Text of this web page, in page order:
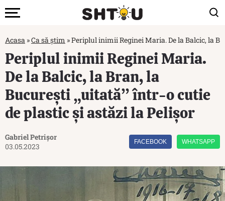
Acasa »Ca să știm »Periplul inimii Reginei Maria. De la Balcic, la
Periplul inimii Reginei Maria.
De la Balcic, la Bran, la
București „uitată” într-o cutie
de plastic și astăzi la Pelișor
Gabriel Petrișor
03.05.2023
FACEBOOK WHATSAPP